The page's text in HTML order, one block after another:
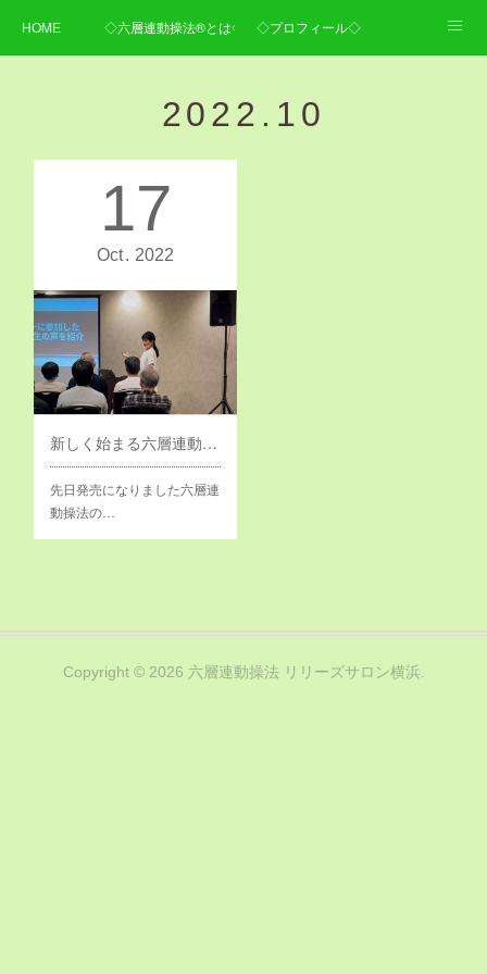
HOME ◇六層連動操法®とは◇ ◇プロフィール◇
2022 . 10
17
Oct 2022
新しく始まる六層連動操法セミナーに向けて
先日発売になりました六層連
動操法の…
Copyright © 2026 六層連動操法 リリーズサロン横浜.